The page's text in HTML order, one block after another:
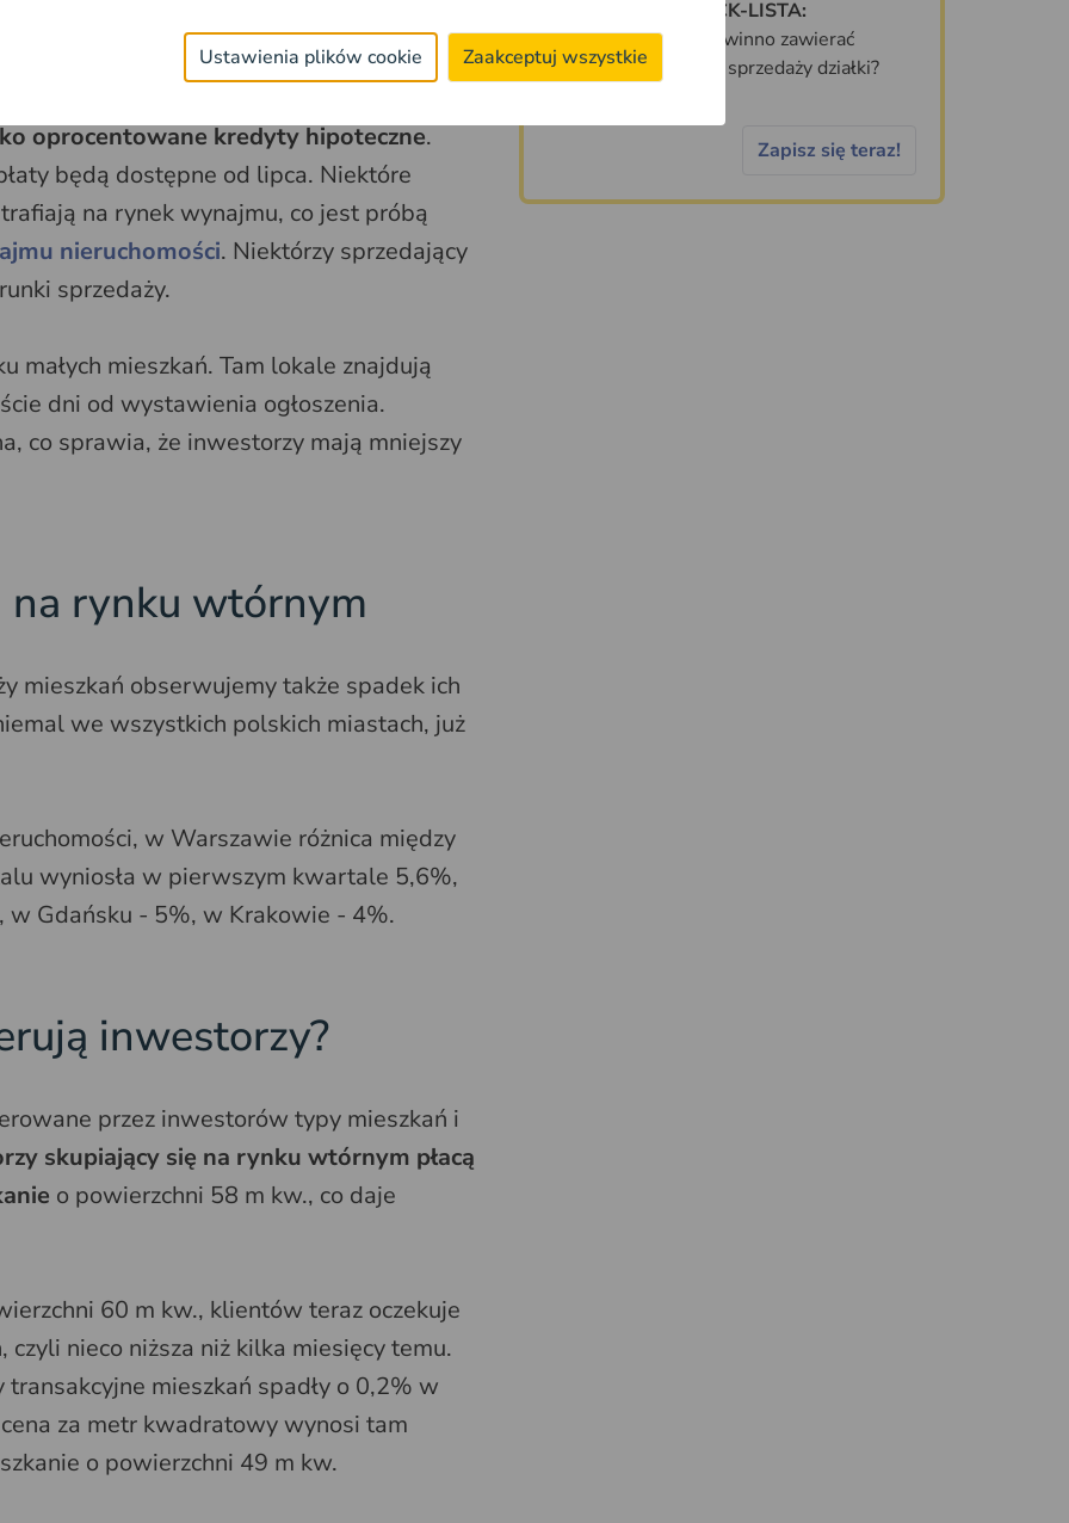
i nie przynosi oczekiwanych efektów,
na wycofanie swojej oferty. Chcąc
do tematu "za jakiś czas". Jest nadzieja,
oprocentowane kredyty hipoteczne.
będą dostępne od lipca. Niektóre
na rynek wynajmu, co jest próbą
nieruchomości. Niektórzy sprzedający
sprzedaży.
małych mieszkań. Tam lokale znajdują
dni od wystawienia ogłoszenia.
co sprawia, że inwestorzy mają mniejszy
na rynku wtórnym
mieszkań obserwujemy także spadek ich
we wszystkich polskich miastach, już
w Warszawie różnica między
wyniosła w pierwszym kwartale 5,6%,
Gdańsku - 5%, w Krakowie - 4%.
inwestorzy?
przez inwestorów typy mieszkań i
skupiający się na rynku wtórnym płacą
o powierzchni 58 m kw., co daje
60 m kw., klientów teraz oczekuje
czyli nieco niższa niż kilka miesięcy temu.
mieszkań spadły o 0,2% w
za metr kwadratowy wynosi tam
o powierzchni 49 m kw.
DARMOWA CHECK-LISTA:
Jakie informacje powinno zawierać
idealne ogłoszenie sprzedaży działki?
Zapisz się teraz!
Ustawienia plików cookie Zaakceptuj wszystkie